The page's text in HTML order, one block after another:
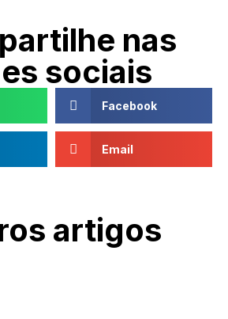
nas
sociais
Facebook
Email
artigos